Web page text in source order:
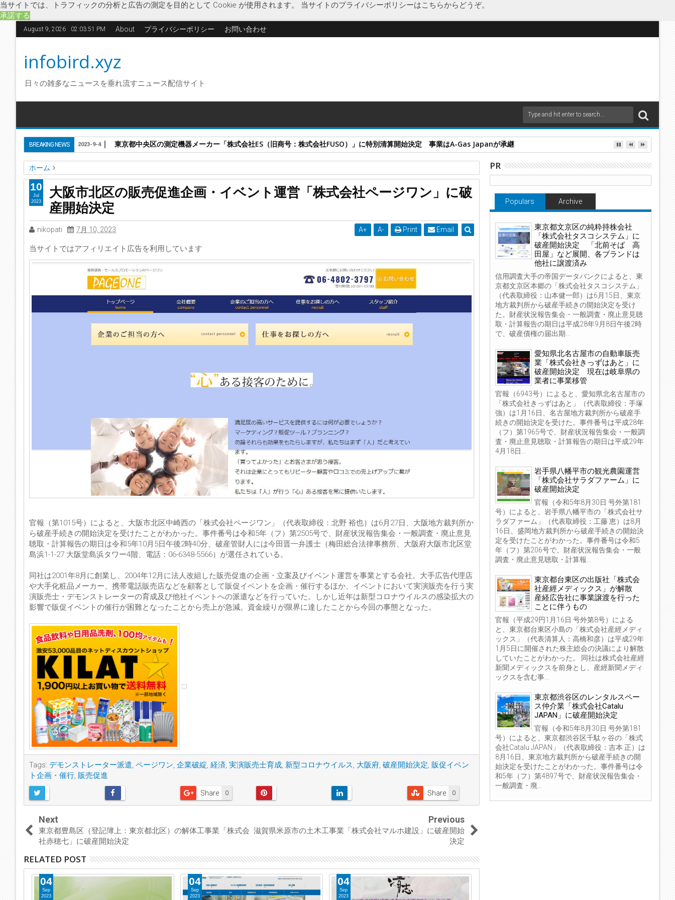
当サイトでは、トラフィックの分析と広告の測定を目的として Cookie が使用されます。 当サイトのプライバシーポリシーはこちらからどうぞ。
承諾する
August 9, 2026 02:03:52 PM About プライバシーポリシー お問い合わせ
infobird.xyz
日々の雑多なニュースを垂れ流すニュース配信サイト
BREAKING NEWS 東京都中央区の測定機器メーカー「株式会社ES（旧商号：株式会社FUSO）」に特別清算開始決定 事業はA-Gas Japanが承継
2023-9-4
ホーム
デモンストレーター派遣
ページワン 企業破綻 経済 実演販売士育成 新型コロナウイルス 大阪府
破産開始決定
販促イベント企画・催行
販売促進 大阪市北区の販売促進企画・イベント運営「株式会社ページワン」に破産開始決定
大阪市北区の販売促進企画・イベント運営「株式会社ページワン」に破
産開始決定
nikopati 7月 10, 2023 A+ A- Print Email
当サイトではアフィリエイト広告を利用しています
官報（第1015号）によると、大阪市北区中崎西の「株式会社ページワン」（代表取締役：北野 裕也）は6月27日、大阪地方裁判所か
ら破産手続きの開始決定を受けたことがわかった。事件番号は令和5年（フ）第2505号で、財産状況報告集会・一般調査・廃止意見
聴取・計算報告の期日は令和5年10月5日午後2時40分、破産管財人には今田晋一弁護士（梅田総合法律事務所、大阪府大阪市北区堂
島浜1-1-27 大阪堂島浜タワー4階、電話：06-6348-5566）が選任されている。
同社は2001年8月に創業し、2004年12月に法人改組した販売促進の企画・立案及びイベント運営を事業とする会社。大手広告代理店
や大手化粧品メーカー、携帯電話販売店などを顧客として販促イベントを企画・催行するほか、イベントにおいて実演販売を行う実
演販売士・デモンストレーターの育成及び他社イベントへの派遣などを行っていた。しかし近年は新型コロナウイルスの感染拡大の
影響で販促イベントの催行が困難となったことから売上が急減。資金繰りが限界に達したことから今回の事態となった。
Tags: デモンストレーター派遣, ページワン, 企業破綻, 経済, 実演販売士育成, 新型コロナウイルス, 大阪府, 破産開始決定, 販促イベン
ト企画・催行, 販売促進
0
Share 0
Share
10
Jul
2023
Next
東京都豊島区（登記簿上：東京都北区）の解体工事業「株式会
社赤穂七」に破産開始決定
Previous
滋賀県米原市の土木工事業「株式会社マルホ建設」に破産開始
決定
RELATED POST
04
Sep
2023
04
Sep
2023
04
Sep
2023
PR
Populars Archive
東京都文京区の純粋持株会社
「株式会社タスコシステム」に
破産開始決定 「北前そば 高
田屋」など展開、各ブランドは
他社に譲渡済み
信用調査大手の帝国データバンクによると、東
京都文京区本郷の「株式会社タスコシステム」
（代表取締役：山本健一郎）は6月15日、東京
地方裁判所から破産手続きの開始決定を受け
た。財産状況報告集会・一般調査・廃止意見聴
取・計算報告の期日は平成28年9月8日午後2時
で、破産債権の届出期...
愛知県北名古屋市の自動車販売
業「株式会社きっずはあと」に
破産開始決定 現在は岐阜県の
業者に事業移管
官報（6943号）によると、愛知県北名古屋市の
「株式会社きっずはあと」（代表取締役：手塚
強）は1月16日、名古屋地方裁判所から破産手
続きの開始決定を受けた。事件番号は平成28年
（フ）第1965号で、財産状況報告集会・一般調
査・廃止意見聴取・計算報告の期日は平成29年
4月18日...
岩手県八幡平市の観光農園運営
「株式会社サラダファーム」に
破産開始決定
官報（令和5年8月30日 号外第181
号）によると、岩手県八幡平市の「株式会社サ
ラダファーム」（代表取締役：工藤 恵）は8月
16日、盛岡地方裁判所から破産手続きの開始決
定を受けたことがわかった。事件番号は令和5
年（フ）第206号で、財産状況報告集会・一般
調査・廃止意見聴取・計算報...
東京都台東区の出版社「株式会
社産經メディックス」が解散
産経広告社に事業譲渡を行った
ことに伴うもの
官報（平成29円1月16日 号外第8号）による
と、東京都台東区小島の「株式会社産經メディ
ックス」（代表清算人：高橋和彦）は平成29年
1月5日に開催された株主総会の決議により解散
していたことがわかった。 同社は株式会社産經
新聞メディックスを前身とし、産經新聞メディ
ックスを含む事...
東京都渋谷区のレンタルスペー
ス仲介業「株式会社Catalu
JAPAN」に破産開始決定
官報（令和5年8月30日 号外第181
号）によると、東京都渋谷区千駄ヶ谷の「株式
会社Catalu JAPAN」（代表取締役：吉本 正）は
8月16日、東京地方裁判所から破産手続きの開
始決定を受けたことがわかった。事件番号は令
和5年（フ）第4897号で、財産状況報告集会・
一般調査・廃...